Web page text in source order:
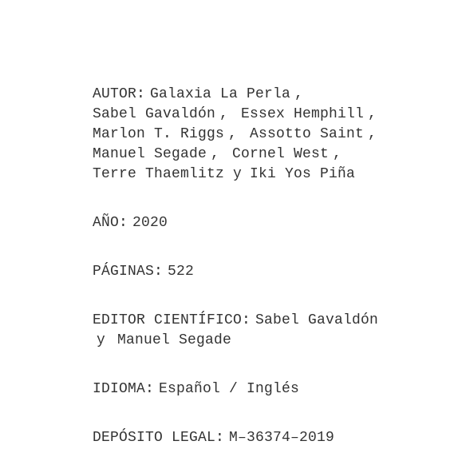
AUTOR
Galaxia La Perla
Sabel Gavaldón
Essex Hemphill
Marlon T. Riggs
Assotto Saint
Manuel Segade
Cornel West
Terre Thaemlitz
Iki Yos Piña
AÑO 2020
PÁGINAS 522
EDITOR CIENTÍFICO
Sabel Gavaldón
Manuel Segade
IDIOMA Español Inglés
DEPÓSITO LEGAL M–36374–2019